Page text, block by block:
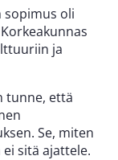
sopimus oli
ja
tunne, että
Se, miten
sitä ajattele.